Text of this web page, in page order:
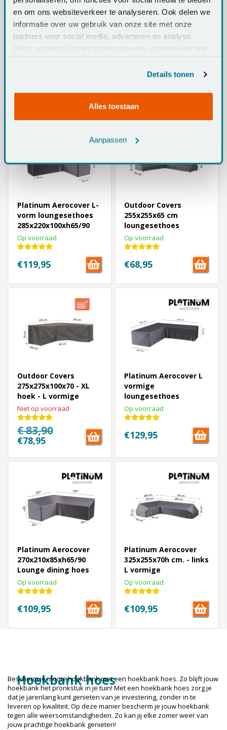
en om ons websiteverkeer te analyseren. Ook delen we
informatie over uw gebruik van onze site met onze
partners voor social media, adverteren en analyse.
Deze partners kunnen deze gegevens combineren met
hebben verzameld op basis van uw gebruik van hun
Details tonen
Alles toestaan
Aanpassen
Platinum Aerocover L-
vorm loungesethoes
Outdoor Covers
230x280x80 cm
€78,95
Platinum Aerocover L-
vorm loungesethoes
285x220x100xh65/90
cm. - Rechts
Op voorraad
€119,95
Outdoor Covers
255x255x65 cm
loungesethoes
platform L-vormige
Op voorraad
€68,95
Outdoor Covers
275x275x100x70 - XL
hoek - L vormige
loungesethoes
Niet op voorraad
€ 83,90
€78,95
Platinum Aerocover L
vormige
loungesethoes
370x370x70h cm.
Op voorraad
€129,95
Platinum Aerocover
270x210x85xh65/90
Lounge dining hoes
LINKS
Op voorraad
€109,95
Platinum Aerocover
325x255x70h cm. - links
L vormige
loungesethoes
Op voorraad
€109,95
Hoekbank hoes
Bescherm je mooie hoekbank met een hoekbank hoes. Zo blijft jouw
hoekbank het pronkstuk in je tuin! Met een hoekbank hoes zorg je
dat je jarenlang kunt genieten van je investering, zonder in te
leveren op kwaliteit. Op deze manier bescherm je jouw hoekbank
tegen alle weersomstandigheden. Zo kan jij elke zomer weer van
jouw prachtige hoekbank genieten!